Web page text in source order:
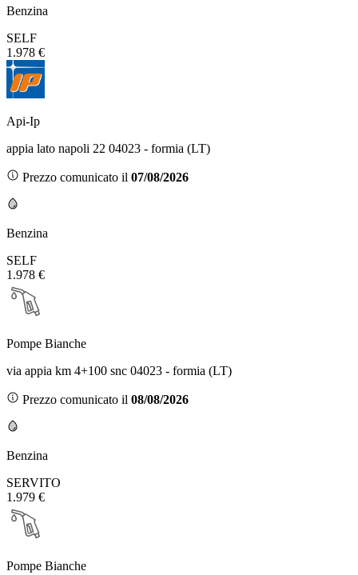
Benzina
SELF
1.978 €
Api-Ip
appia lato napoli 22 04023 - formia (LT)
Prezzo comunicato il 07/08/2026
Benzina
SELF
1.978 €
Pompe Bianche
via appia km 4+100 snc 04023 - formia (LT)
Prezzo comunicato il 08/08/2026
Benzina
SERVITO
1.979 €
Pompe Bianche